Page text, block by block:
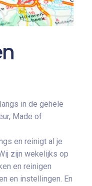
in de gehele
Made of
en reinigt al je
zijn wekelijks op
en reinigen
en instellingen. En